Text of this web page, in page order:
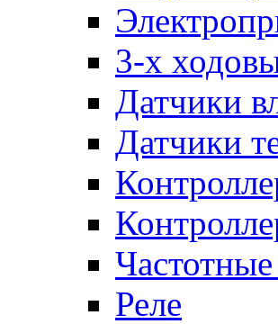
3-х
Датчики
Датчики
Реле